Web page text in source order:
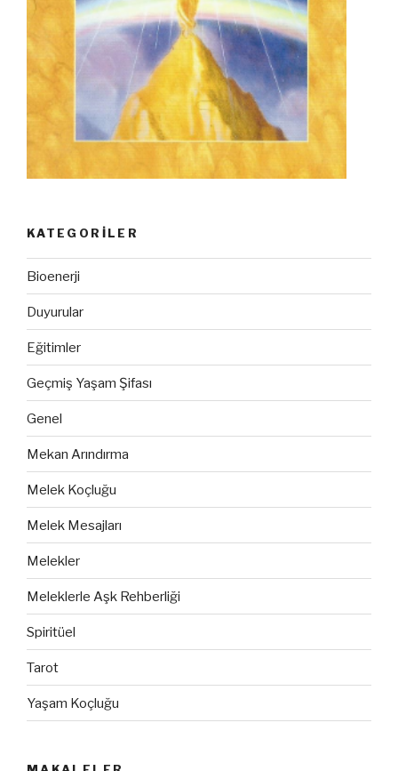
KATEGORILER
Bioenerji
Duyurular
Eğitimler
Geçmiş Yaşam Şifası
Genel
Mekan Arındırma
Melek Koçluğu
Melek Mesajları
Melekler
Meleklerle Aşk Rehberliği
Spiritüel
Tarot
Yaşam Koçluğu